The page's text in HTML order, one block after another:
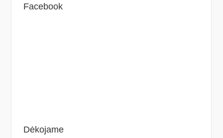
Facebook
Dėkojame